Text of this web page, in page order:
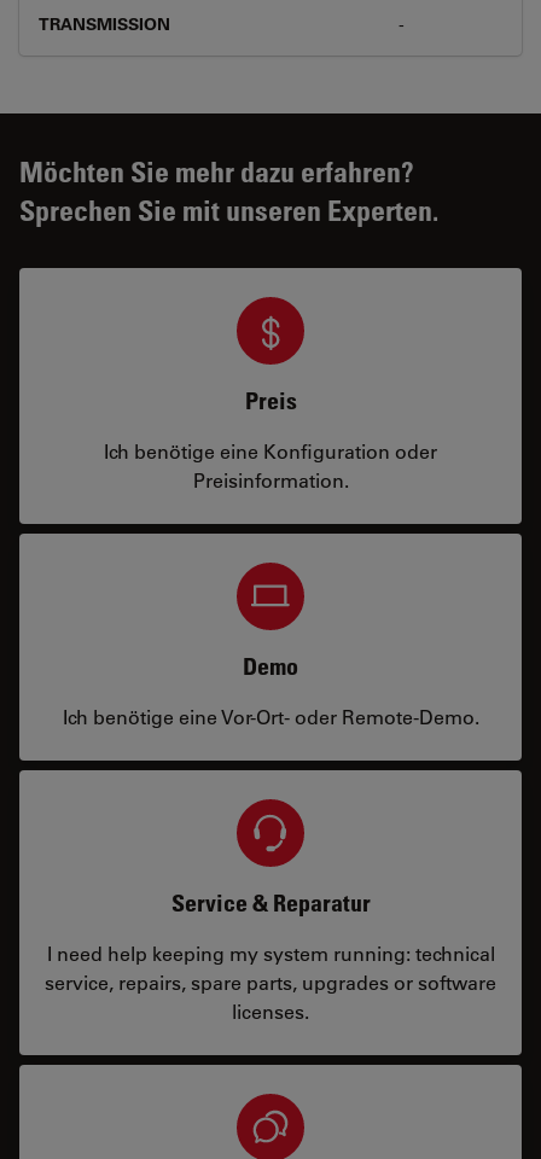
TRANSMISSION -
Möchten Sie mehr dazu erfahren?
Sprechen Sie mit unseren Experten.
Preis
Ich benötige eine Konfiguration oder
Preisinformation.
Demo
Ich benötige eine Vor-Ort- oder Remote-Demo.
Service & Reparatur
I need help keeping my system running: technical
service, repairs, spare parts, upgrades or software
licenses.